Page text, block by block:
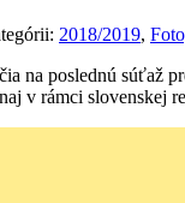
2018/2019,
na poslednú súťaž
v rámci slovenskej